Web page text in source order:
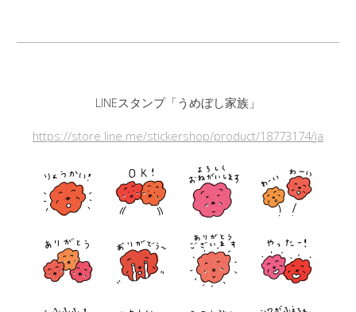
LINEスタンプ「うめぼし家族 」
https://store.line.me/stickershop/product/18773174/ja